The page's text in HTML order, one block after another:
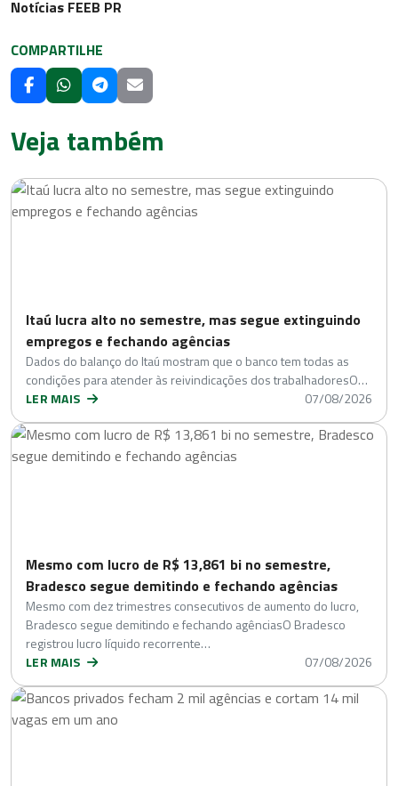
Notícias FEEB PR
COMPARTILHE
Veja também
Itaú lucra alto no semestre, mas segue extinguindo
empregos e fechando agências
Dados do balanço do Itaú mostram que o banco tem todas as
condições para atender às reivindicações dos trabalhadoresO…
LER MAIS
07/08/2026
Mesmo com lucro de R$ 13,861 bi no semestre,
Bradesco segue demitindo e fechando agências
Mesmo com dez trimestres consecutivos de aumento do lucro,
Bradesco segue demitindo e fechando agênciasO Bradesco
registrou lucro líquido recorrente…
LER MAIS
07/08/2026